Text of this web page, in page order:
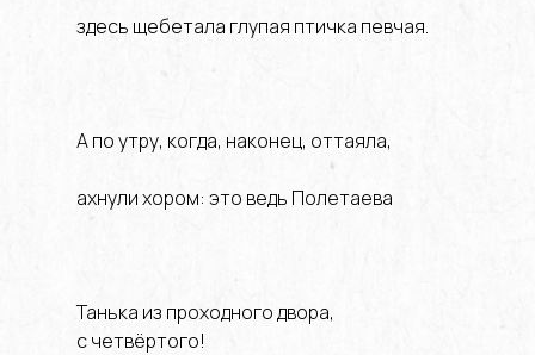
здесь щебетала глупая птичка певчая.
А по утру, когда, наконец, оттаяла,
ахнули хором: это ведь Полетаева
Танька из проходного двора,
с четвёртого!